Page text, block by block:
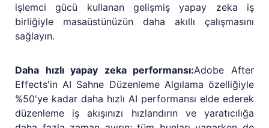
işlemci gücü kullanan gelişmiş yapay zeka iş
birliğiyle masaüstünüzün daha akıllı çalışmasını
sağlayın.
Daha hızlı yapay zeka performansı:Adobe After
Effects'in AI Sahne Düzenleme Algılama özelliğiyle
%50'ye kadar daha hızlı AI performansı elde ederek
düzenleme iş akışınızı hızlandırın ve yaratıcılığa